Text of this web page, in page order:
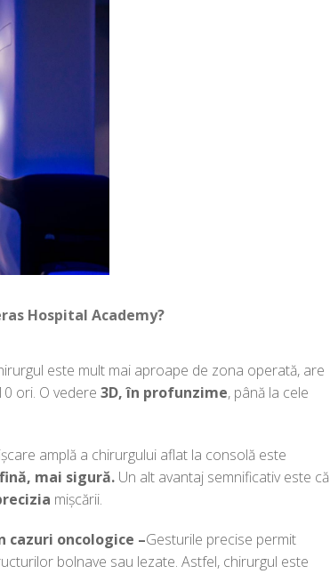
Hospital Academy?
este mult mai aproape de zona operată, are
ori. O vedere 3D, în profunzime, până la cele
amplă a chirurgului aflat la consolă este
mai sigură. Un alt avantaj semnificativ este că
mișcării.
oncologice –Gesturile precise permit
bolnave sau lezate. Astfel, chirurgul este